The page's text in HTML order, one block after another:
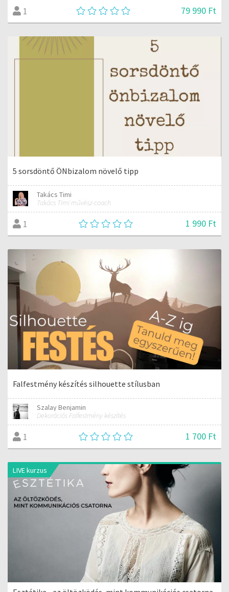
1 79 990 Ft
5 sorsdöntő ÖNbizalom növelő tipp
Takács Timi
Takács Timi művész-coach
1 1 990 Ft
Falfestmény készítés silhouette stílusban
Szalay Benjamin
Dekorációs Falfestmény készítés
1 1 700 Ft
LIVE kurzus